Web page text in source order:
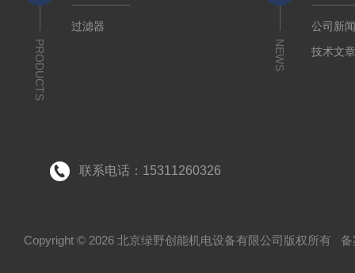
PRODUCTS
过滤器
NEWS
公司新
技术文
联系电话：15311260326
Copyright © 2026 北京绿野创能机电设备有限公司版权所有 备